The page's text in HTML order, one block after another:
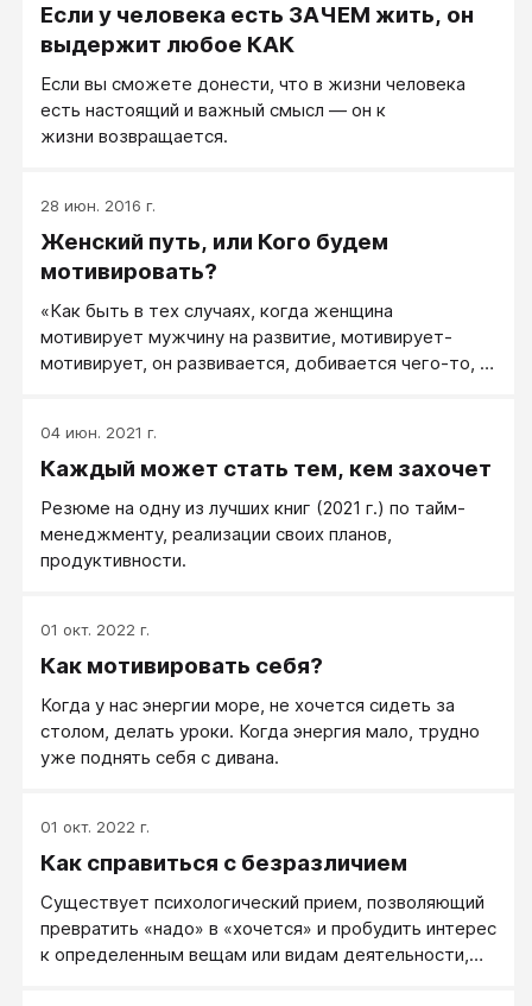
будет за общую выработку. Значит, дружим.
Если у человека есть ЗАЧЕМ жить, он
выдержит любое КАК
Если вы сможете донести, что в жизни человека
есть настоящий и важный смысл — он к
жизни возвращается.
28 июн. 2016 г.
Женский путь, или Кого будем
мотивировать?
«Как быть в тех случаях, когда женщина
мотивирует мужчину на развитие, мотивирует-
мотивирует, он развивается, добивается чего-то, а
льстите себе, что ваш мужчина развился, достиг
чего-то, благодаря вам. Это неправда. Потому что
уже хорошо, или он делал что-то, развивался в
своем темпе и согласно своим амбициям, не взирая
на ваш зудеж, нытье и упреки, что это надо делать
04 июн. 2021 г.
Каждый может стать тем, кем захочет
Резюме на одну из лучших книг (2021 г.) по тайм-
менеджменту, реализации своих планов,
продуктивности.
01 окт. 2022 г.
Как мотивировать себя?
Когда у нас энергии море, не хочется сидеть за
столом, делать уроки. Когда энергия мало, трудно
уже поднять себя с дивана.
01 окт. 2022 г.
Как справиться с безразличием
Существует психологический прием, позволяющий
превратить «надо» в «хочется» и пробудить интерес
к определенным вещам или видам деятельности,